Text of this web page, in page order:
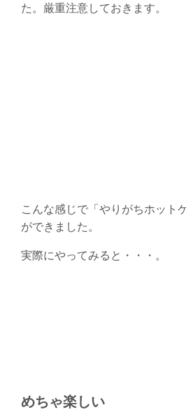
た。厳重注意しておきます。
こんな感じで「やりがちホット
ができました。
実際にやってみると・・・。
めちゃ楽しい